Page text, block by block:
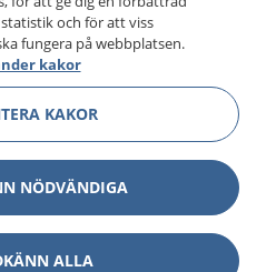
och för att viss
fungera på webbplatsen.
kakor
KAKOR
NÖDVÄNDIGA
ALLA